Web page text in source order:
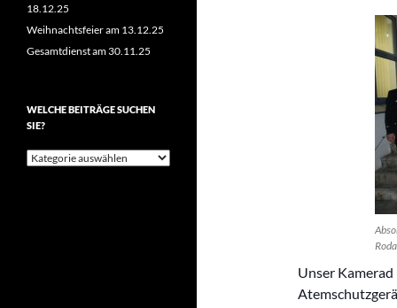
Unser
18.12.25
Weihnachtsfeier am 13.12.25
Gesamtdienst am 30.11.25
WELCHE BEITRÄGE SUCHEN
SIE?
Welche